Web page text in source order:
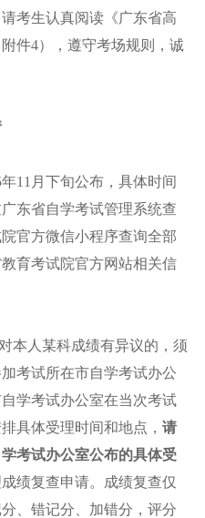
考生认真阅读《广东省高
件4），遵守考场规则，诚
11月下旬公布，具体时间
东省自学考试管理系统查
官方微信小程序查询全部
育考试院官方网站相关信
本人某科成绩有异议的，须
考试所在市自学考试办公
学考试办公室在当次考试
具体受理时间和地点， 请
考试办公室公布的具体受
成绩复查申请。成绩复查仅
、错记分、加错分，评分